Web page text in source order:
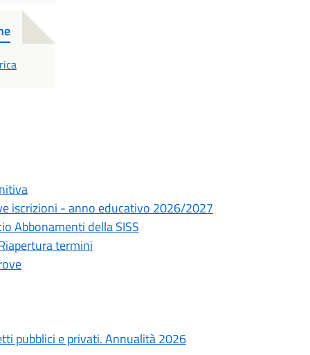
iscrizioni - anno educativo 2026/2027
Abbonamenti della SISS
termini
pubblici e privati. Annualità 2026